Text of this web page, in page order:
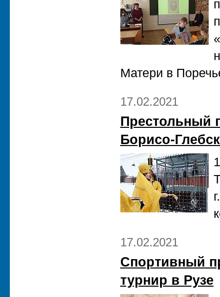
Матери в
17.02.2021
Престольный
Борисо-
17.02.2021
Спортивный
турнир в Рузе